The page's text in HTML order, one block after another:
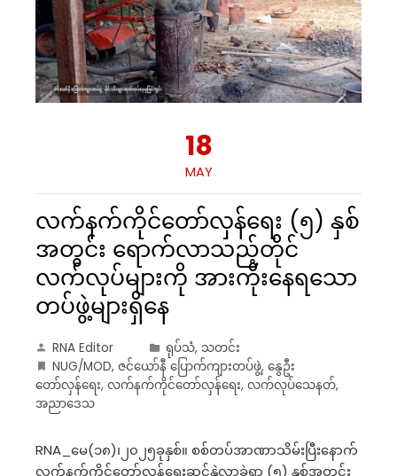
18
MAY
လက်နက်ကိုင်တော်လှန်ရေး (၅) နှစ်
အတွင်း ရောက်လာသည့်တိုင်
လက်လုပ်များကို အားကိုးနေရသော
တပ်ဖွဲ့များရှိနေ
RNA Editor ရုပ်သံ, သတင်း
NUG/MOD, ဇင်ယော်နီ ပြောက်ကျားတပ်ဖွဲ့, နွေဦး
တော်လှန်ရေး, လက်နက်ကိုင်တော်လှန်ရေး, လက်လုပ်သေနတ်,
အညာဒေသ
RNA_မေ(၁၈)၊၂၀၂၅ခုနှစ်။ စစ်တပ်အာဏာသိမ်းပြီးနောက်
လက်နက်ကိုင်တော်လှန်ရေးဆင်နွှဲလာခဲ့ရာ (၅) နှစ်အတွင်း